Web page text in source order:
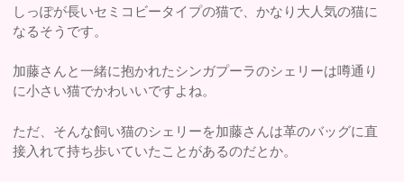
しっぽが長いセミコビータイプの猫で、かなり大人気の猫に
なるそうです。
加藤さんと一緒に抱かれたシンガプーラのシェリーは噂通り
に小さい猫でかわいいですよね。
ただ、そんな飼い猫のシェリーを加藤さんは革のバッグに直
接入れて持ち歩いていたことがあるのだとか。